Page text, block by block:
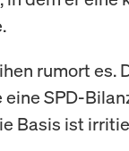
rumort
SPD-
Basis ist